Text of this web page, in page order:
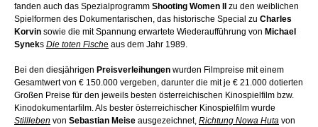
fanden auch das Spezialprogramm Shooting Women II
zu den weiblichen
Spielformen des Dokumentarischen, das historische Special zu Charles
Korvin sowie die mit Spannung erwartete Wiederaufführung von Michael
Syneks Die toten Fische aus dem Jahr 1989.
Bei den diesjährigen Preisverleihungen wurden Filmpreise mit einem
Gesamtwert von € 150.000 vergeben, darunter die mit je € 21.000 dotierten
Großen Preise für den jeweils besten österreichischen Kinospielfilm bzw.
Kinodokumentarfilm. Als bester österreichischer Kinospielfilm wurde
Stillleben von Sebastian Meise ausgezeichnet, Richtung Nowa Huta von